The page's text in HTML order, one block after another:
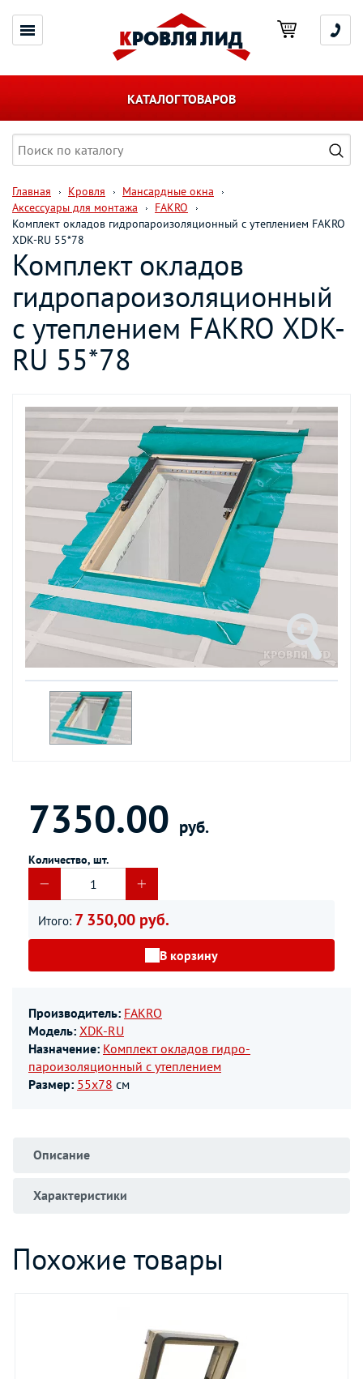
КАТАЛОГ ТОВАРОВ
Главная Кровля
Мансардные окна
Аксессуары для монтажа
FAKRO
Комплект окладов гидропароизоляционный c утеплением FAKRO
XDK-RU 55*78
Комплект окладов
гидропароизоляционный
c утеплением FAKRO XDK-
RU 55*78
7350.00 руб.
Количество, шт.
Итого: 7 350,00 руб.
В корзину
Производитель: FAKRO
Модель: XDK-RU
Назначение: Комплект окладов гидро-
пароизоляционный c утеплением
Размер: 55х78 см
Описание
Характеристики
Похожие товары